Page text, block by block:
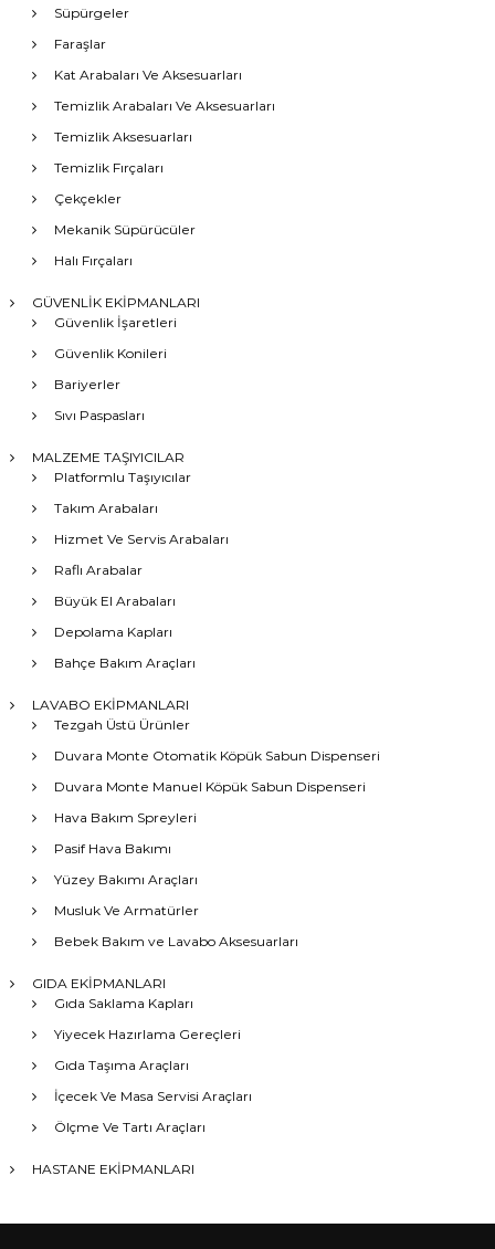
Süpürgeler
Faraşlar
Kat Arabaları Ve Aksesuarları
Temizlik Arabaları Ve Aksesuarları
Temizlik Aksesuarları
Temizlik Fırçaları
Çekçekler
Mekanik Süpürücüler
Halı Fırçaları
GÜVENLİK EKİPMANLARI
Güvenlik İşaretleri
Güvenlik Konileri
Bariyerler
Sıvı Paspasları
MALZEME TAŞIYICILAR
Platformlu Taşıyıcılar
Takım Arabaları
Hizmet Ve Servis Arabaları
Raflı Arabalar
Büyük El Arabaları
Depolama Kapları
Bahçe Bakım Araçları
LAVABO EKİPMANLARI
Tezgah Üstü Ürünler
Duvara Monte Otomatik Köpük Sabun Dispenseri
Duvara Monte Manuel Köpük Sabun Dispenseri
Hava Bakım Spreyleri
Pasif Hava Bakımı
Yüzey Bakımı Araçları
Musluk Ve Armatürler
Bebek Bakım ve Lavabo Aksesuarları
GIDA EKİPMANLARI
Gıda Saklama Kapları
Yiyecek Hazırlama Gereçleri
Gıda Taşıma Araçları
İçecek Ve Masa Servisi Araçları
Ölçme Ve Tartı Araçları
HASTANE EKİPMANLARI